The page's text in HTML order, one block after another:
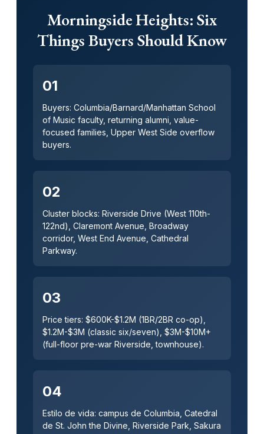
Morningside Heights: Six
Things Buyers Should Know
01
Buyers: Columbia/Barnard/Manhattan School
of Music faculty, returning alumni, value-
focused families, Upper West Side overflow
buyers.
02
Cluster blocks: Riverside Drive (West 110th-
122nd), Claremont Avenue, Broadway
corridor, West End Avenue, Cathedral
Parkway.
03
Price tiers: $600K-$1.2M (1BR/2BR co-op),
$1.2M-$3M (classic six/seven), $3M-$10M+
(full-floor pre-war Riverside, townhouse).
04
Estilo de vida: campus de Columbia, Catedral
de St. John the Divine, Riverside Park, Sakura